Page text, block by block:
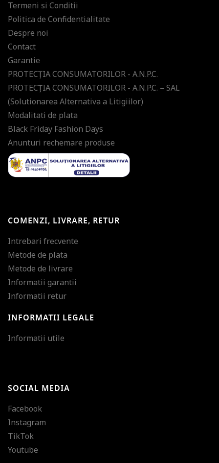
Termeni si Conditii
Politica de Confidentialitate
Despre noi
Contact
Garantie
PROTECŢIA CONSUMATORILOR - A.N.P.C.
PROTECŢIA CONSUMATORILOR - A.N.P.C. – SAL
(Solutionarea Alternativa a Litigiilor)
Modalitati de plata
Black Friday Fashion Days
Anunturi rechemare produse
COMENZI, LIVRARE, RETUR
Intrebari frecvente
Metode de plata
Metode de livrare
Informatii garantii
Informatii retur
INFORMATII LEGALE
Informatii utile
SOCIAL MEDIA
Facebook
Instagram
TikTok
Youtube